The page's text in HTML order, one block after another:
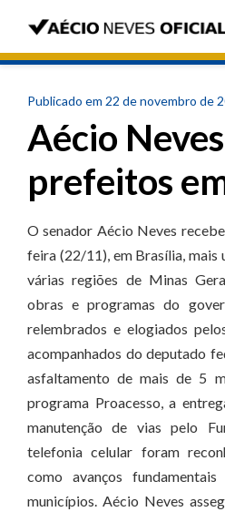
Publicado em 22 de novembro de
Aécio
prefeitos
O senador Aécio Neves
feira (22/11), em Brasília,
várias regiões de Minas
obras e programas do
relembrados e elogiados
acompanhados do deputado
asfaltamento de mais de 5
programa Proacesso, a
manutenção de vias pelo
telefonia celular foram
como avanços
municípios. Aécio Neves